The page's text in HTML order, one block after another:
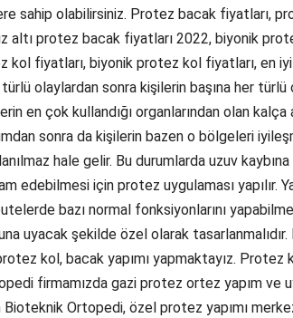
sahip olabilirsiniz. Protez bacak fiyatları,
altı protez bacak fiyatları 2022, biyonik
fiyatları, biyonik protez kol fiyatları, en
olaylardan sonra kişilerin başına her
en çok kullandığı organlarından olan
sonra da kişilerin bazen o bölgeleri
hale gelir. Bu durumlarda uzuv kaybına
edebilmesi için protez uygulaması yapılır.
bazı normal fonksiyonlarını
uyacak şekilde özel olarak
kol, bacak yapımı yapmaktayız. Protez
firmamızda gazi protez ortez yapım ve
Ortopedi, özel protez yapımı